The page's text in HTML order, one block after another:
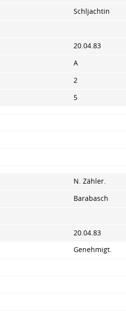
Schljachtin
20.04.83
A
2
5
N. Zähler.
Barabasch
20.04.83
Genehmigt.